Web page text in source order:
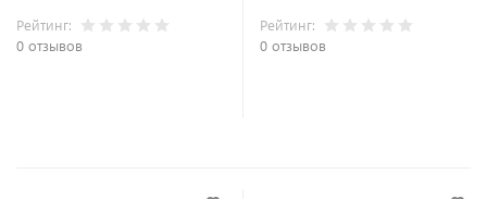
Рейтинг:
0 отзывов
Рейтинг:
0 отзывов